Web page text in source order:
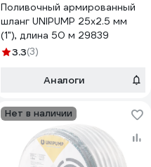
Поливочный армированный
шланг UNIPUMP 25х2.5 мм
(1"), длина 50 м 29839
3.3(3)
Аналоги
Нет в наличии